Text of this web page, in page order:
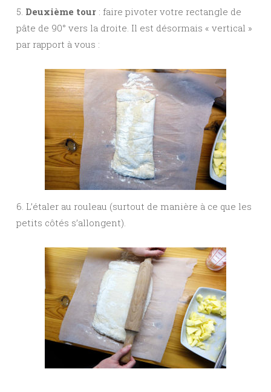
5. Deuxième tour : faire pivoter votre rectangle de
pâte de 90° vers la droite. Il est désormais « vertical »
par rapport à vous :
6. L’étaler au rouleau (surtout de manière à ce que les
petits côtés s’allongent).